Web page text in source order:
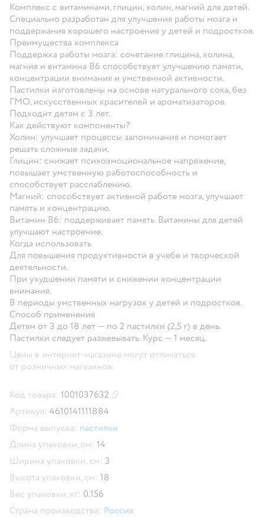
Комплекс с витаминами, глицин, холин, магний для детей.
Специально разработан для улучшения работы мозга и
поддержания хорошего настроения у детей и подростков.
Преимущества комплекса
Поддержка работы мозга: сочетание глицина, холина,
магния и витамина B6 способствует улучшению памяти,
концентрации внимания и умственной активности.
Пастилки изготовлены на основе натурального сока, без
ГМО, искусственных красителей и ароматизаторов.
Подходит детям с 3 лет.
Как действуют компоненты?
Холин: улучшает процессы запоминания и помогает
решать сложные задачи.
Глицин: снижает психоэмоциональное напряжение,
повышает умственную работоспособность и
способствует расслаблению.
Магний: способствует активной работе мозга, улучшает
память и концентрацию.
Витамин B6: поддерживает память. Витамины для детей
улучшают настроение.
Когда использовать
Для повышения продуктивности в учебе и творческой
деятельности.
При ухудшении памяти и снижении концентрации
внимания.
В периоды умственных нагрузок у детей и подростков.
Способ применения
Детям от 3 до 18 лет — по 2 пастилки (2,5 г) в день.
Пастилки следует разжевывать. Курс — 1 месяц.
Цены в интернет-магазине могут отличаться
от розничных магазинов.
Код товара: 1001037632
Артикул: 4610141111884
Форма выпуска: пастилки
Длина упаковки, см: 14
Ширина упаковки, см: 3
Высота упаковки, см: 18
Вес упаковки, кг: 0.156
Страна производства: Россия